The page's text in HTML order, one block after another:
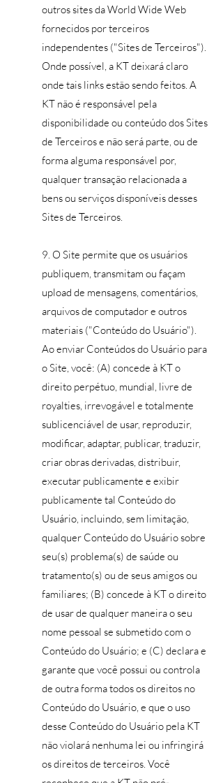
outros sites da World Wide Web
fornecidos por terceiros
independentes ("Sites de Terceiros").
Onde possível, a KT deixará claro
onde tais links estão sendo feitos. A
KT não é responsável pela
disponibilidade ou conteúdo dos Sites
de Terceiros e não será parte, ou de
forma alguma responsável por,
qualquer transação relacionada a
bens ou serviços disponíveis desses
Sites de Terceiros.
9. O Site permite que os usuários
publiquem, transmitam ou façam
upload de mensagens, comentários,
arquivos de computador e outros
materiais ("Conteúdo do Usuário").
Ao enviar Conteúdos do Usuário para
o Site, você: (A) concede à KT o
direito perpétuo, mundial, livre de
royalties, irrevogável e totalmente
sublicenciável de usar, reproduzir,
modificar, adaptar, publicar, traduzir,
criar obras derivadas, distribuir,
executar publicamente e exibir
publicamente tal Conteúdo do
Usuário, incluindo, sem limitação,
qualquer Conteúdo do Usuário sobre
seu(s) problema(s) de saúde ou
tratamento(s) ou de seus amigos ou
familiares; (B) concede à KT o direito
de usar de qualquer maneira o seu
nome pessoal se submetido com o
Conteúdo do Usuário; e (C) declara e
garante que você possui ou controla
de outra forma todos os direitos no
Conteúdo do Usuário, e que o uso
desse Conteúdo do Usuário pela KT
não violará nenhuma lei ou infringirá
os direitos de terceiros. Você